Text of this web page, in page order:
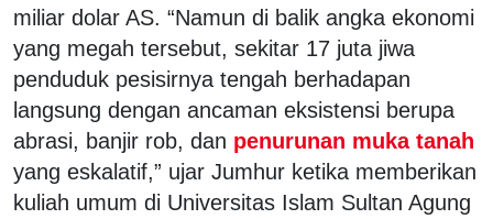
miliar dolar AS. “Namun di balik angka ekonomi
yang megah tersebut, sekitar 17 juta jiwa
penduduk pesisirnya tengah berhadapan
langsung dengan ancaman eksistensi berupa
abrasi, banjir rob, dan penurunan muka tanah
yang eskalatif,” ujar Jumhur ketika memberikan
kuliah umum di Universitas Islam Sultan Agung